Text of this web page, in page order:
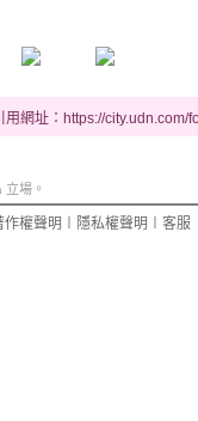
用網址：https://
場。
作權聲明 隱私權聲明 客服